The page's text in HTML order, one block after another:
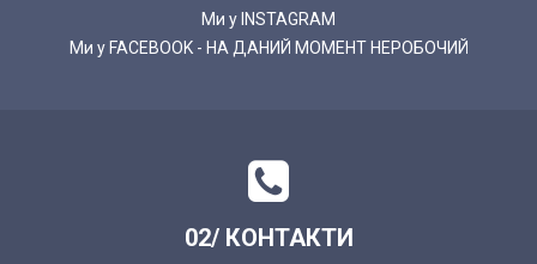
Ми у INSTAGRAM
Ми у FACEBOOK - НА ДАНИЙ МОМЕНТ НЕРОБОЧИЙ
02/ КОНТАКТИ